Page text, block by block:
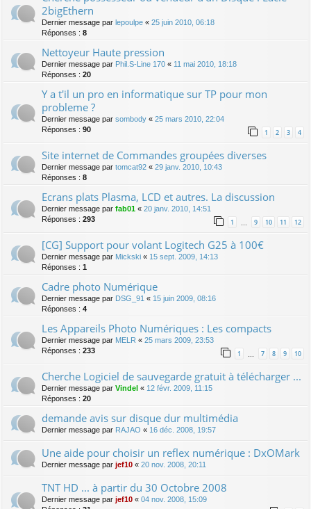
2bigEthern
Dernier message par lepoulpe « 25 juin 2010, 06:18
Réponses : 8
Nettoyeur Haute pression
Dernier message par Phil.S-Line 170 « 11 mai 2010, 18:18
Réponses : 20
Y a t'il un pro en informatique sur TP pour mon
probleme ?
Dernier message par sombody « 25 mars 2010, 22:04
Réponses : 90 1 2 3 4
Site internet de Commandes groupées diverses
Dernier message par tomcat92 « 29 janv. 2010, 10:43
Réponses : 8
Ecrans plats Plasma, LCD et autres. La discussion
Dernier message par fab01 « 20 janv. 2010, 14:51
Réponses : 293 1 … 9 10 11 12
[CG] Support pour volant Logitech G25 à 100€
Dernier message par Mickski « 15 sept. 2009, 14:13
Réponses : 1
Cadre photo Numérique
Dernier message par DSG_91 « 15 juin 2009, 08:16
Réponses : 4
Les Appareils Photo Numériques : Les compacts
Dernier message par MELR « 25 mars 2009, 23:53
Réponses : 233 1 … 7 8 9 10
Cherche Logiciel de sauvegarde gratuit à télécharger ...
Dernier message par Vindel « 12 févr. 2009, 11:15
Réponses : 20
demande avis sur disque dur multimédia
Dernier message par RAJAO « 16 déc. 2008, 19:57
Une aide pour choisir un reflex numérique : DxOMark
Dernier message par jef10 « 20 nov. 2008, 20:11
TNT HD ... à partir du 30 Octobre 2008
Dernier message par jef10 « 04 nov. 2008, 15:09